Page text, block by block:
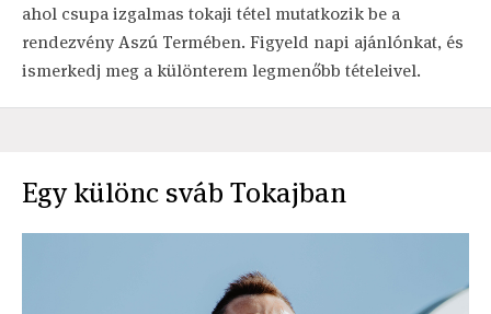
ahol csupa izgalmas tokaji tétel mutatkozik be a
rendezvény Aszú Termében. Figyeld napi ajánlónkat, és
ismerkedj meg a különterem legmenőbb tételeivel.
Egy különc sváb Tokajban